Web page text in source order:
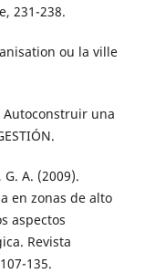
231-238.
ou la ville
Autoconstruir una
A. (2009).
en zonas de alto
aspectos
Revista
135.